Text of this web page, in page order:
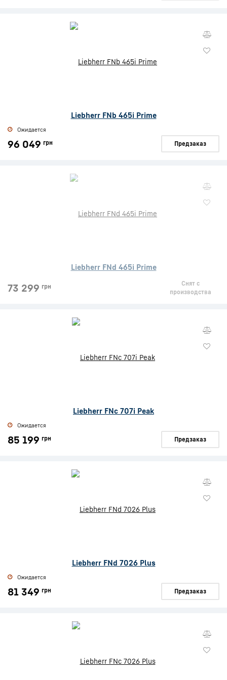
Liebherr FNb 465i Prime
Ожидается
96 049 грн Предзаказ
Liebherr FNd 465i Prime
73 299 грн
Снят с
производства
Liebherr FNc 707i Peak
Ожидается
85 199 грн Предзаказ
Liebherr FNd 7026 Plus
Ожидается
81 349 грн Предзаказ